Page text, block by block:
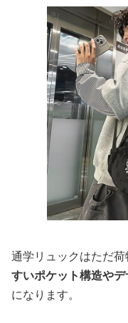
通学リュックはただ荷
すいポケット構造や
になります。